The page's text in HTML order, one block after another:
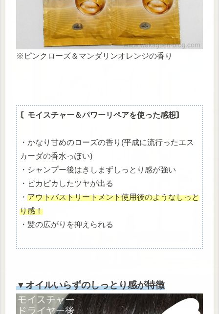
※ピンクローズ＆マンダリンオレンジの香り
〘モイスチャー＆パワーリペアを使った感想〙
・かなり甘めのローズの香り(平成に流行ったエス
カーダの香水っぽい)
・シャンプー後はきしまずしっとり感が強い
・ピカピカしたツヤが出る
・ アウトバストリートメント使用後のようなしっと
り感！
・髪の広がりを抑えられる
▼オイルいらずのしっとり感が特徴